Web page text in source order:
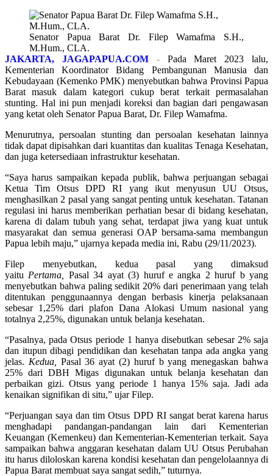
Senator Papua Barat Dr. Filep Wamafma S.H.,
M.Hum., CLA.
JAKARTA, JAGAPAPUA.COM- Pada Maret 2023 lalu,
Kementerian Koordinator Bidang Pembangunan Manusia dan
Kebudayaan (Kemenko PMK) menyebutkan bahwa Provinsi Papua
Barat masuk dalam kategori cukup berat terkait permasalahan
stunting. Hal ini pun menjadi koreksi dan bagian dari pengawasan
yang ketat oleh Senator Papua Barat, Dr. Filep Wamafma.
Menurutnya, persoalan stunting dan persoalan kesehatan lainnya
tidak dapat dipisahkan dari kuantitas dan kualitas Tenaga Kesehatan,
dan juga ketersediaan infrastruktur kesehatan.
“Saya harus sampaikan kepada publik, bahwa perjuangan sebagai
Ketua Tim Otsus DPD RI yang ikut menyusun UU Otsus,
menghasilkan 2 pasal yang sangat penting untuk kesehatan. Tatanan
regulasi ini harus memberikan perhatian besar di bidang kesehatan,
karena di dalam tubuh yang sehat, terdapat jiwa yang kuat untuk
masyarakat dan semua generasi OAP bersama-sama membangun
Papua lebih maju,” ujarnya kepada media ini, Rabu (29/11/2023).
Filep menyebutkan, kedua pasal yang dimaksud
yaitu Pertama, Pasal 34 ayat (3) huruf e angka 2 huruf b yang
menyebutkan bahwa paling sedikit 20% dari penerimaan yang telah
ditentukan penggunaannya dengan berbasis kinerja pelaksanaan
sebesar 1,25% dari plafon Dana Alokasi Umum nasional yang
totalnya 2,25%, digunakan untuk belanja kesehatan.
“Pasalnya, pada Otsus periode 1 hanya disebutkan sebesar 2% saja
dan itupun dibagi pendidikan dan kesehatan tanpa ada angka yang
jelas. Kedua, Pasal 36 ayat (2) huruf b yang menegaskan bahwa
25% dari DBH Migas digunakan untuk belanja kesehatan dan
perbaikan gizi. Otsus yang periode 1 hanya 15% saja. Jadi ada
kenaikan signifikan di situ,” ujar Filep.
“Perjuangan saya dan tim Otsus DPD RI sangat berat karena harus
menghadapi pandangan-pandangan lain dari Kementerian
Keuangan (Kemenkeu) dan Kementerian-Kementerian terkait. Saya
sampaikan bahwa anggaran kesehatan dalam UU Otsus Perubahan
itu harus diloloskan karena kondisi kesehatan dan pengelolaannya di
Papua Barat membuat saya sangat sedih,” tuturnya.